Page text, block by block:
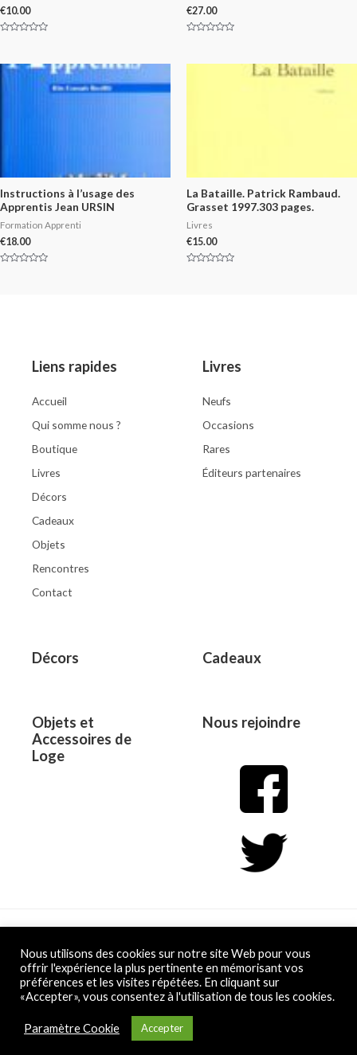
€10.00
of
€27.00
of
Instructions à l’usage des
Apprentis Jean URSIN
Formation Apprenti
€18.00
La Bataille. Patrick Rambaud.
Grasset 1997.303 pages.
Livres
€15.00
Liens rapides
Accueil
Qui somme nous ?
Boutique
Livres
Décors
Cadeaux
Objets
Rencontres
Contact
Livres
Neufs
Occasions
Rares
Éditeurs partenaires
Décors Cadeaux
Objets et
Accessoires de
Loge
Nous rejoindre
Copyright © 2026 L&D
Powered by L&D
Conditions Générales de Vente
Nous utilisons des cookies sur notre site Web pour vous
offrir l'expérience la plus pertinente en mémorisant vos
préférences et les visites répétées. En cliquant sur
«Accepter», vous consentez à l'utilisation de tous les cookies.
Paramètre Cookie Accepter